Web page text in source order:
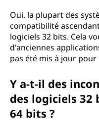
Oui, la plupart des
compatibilité
logiciels 32 bits. Cela
d'anciennes
pas été mis à jour
Y a-t-il des
des logiciels 32
64 bits ?